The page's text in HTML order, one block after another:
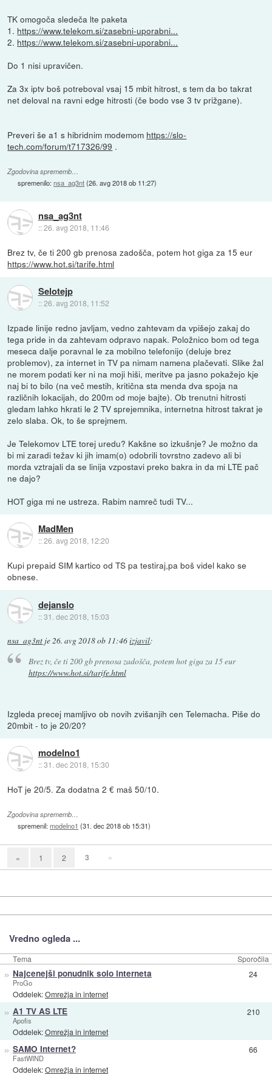
TK omogoča sledeča lte paketa
1. https://www.telekom.si/zasebni-uporabni...
2. https://www.telekom.si/zasebni-uporabni...
Do 1 nisi upravičen.
Za 3x iptv boš potreboval vsaj 15 mbit hitrost, s tem da bo takrat
net deloval na ravni edge hitrosti (če bodo vse 3 tv prižgane).
Preveri še a1 s hibridnim modemom https://slo-
tech.com/forum/t717326/99 .
Zgodovina sprememb…
spremenilo:nsa_ag3nt(26. avg 2018 ob 11:27)
nsa_ag3nt
::26. avg 2018, 11:46
Brez tv, če ti 200 gb prenosa zadošča, potem hot giga za 15 eur
https://www.hot.si/tarife.html
Selotejp
::26. avg 2018, 11:52
Izpade linije redno javljam, vedno zahtevam da vpišejo zakaj do
tega pride in da zahtevam odpravo napak. Položnico bom od tega
meseca dalje poravnal le za mobilno telefonijo (deluje brez
problemov), za internet in TV pa nimam namena plačevati. Slike žal
ne morem podati ker ni na moji hiši, meritve pa jasno pokažejo kje
naj bi to bilo (na več mestih, kritična sta menda dva spoja na
različnih lokacijah, do 200m od moje bajte). Ob trenutni hitrosti
gledam lahko hkrati le 2 TV sprejemnika, internetna hitrost takrat je
zelo slaba. Ok, to še sprejmem.
Je Telekomov LTE torej uredu? Kakšne so izkušnje? Je možno da
bi mi zaradi težav ki jih imam(o) odobrili tovrstno zadevo ali bi
morda vztrajali da se linija vzpostavi preko bakra in da mi LTE pač
ne dajo?
HOT giga mi ne ustreza. Rabim namreč tudi TV...
MadMen
::26. avg 2018, 12:20
Kupi prepaid SIM kartico od TS pa testiraj,pa boš videl kako se
obnese.
dejanslo
::31. dec 2018, 15:03
nsa_ag3nt je26. avg 2018 ob 11:46izjavil:
Brez tv, če ti 200 gb prenosa zadošča, potem hot giga za 15 eur
https://www.hot.si/tarife.html
Izgleda precej mamljivo ob novih zvišanjih cen Telemacha. Piše do
20mbit - to je 20/20?
modelno1
::31. dec 2018, 15:30
HoT je 20/5. Za dodatna 2 € maš 50/10.
Zgodovina sprememb…
spremenil:modelno1 (31. dec 2018 ob 15:31)
« 1 2 3 »
Vredno ogleda ...
Tema Sporočila
» Najcenejši ponudnik solo interneta
ProGo
Oddelek:Omrežja in internet
24
» A1 TV AS LTE
Apofis
Oddelek:Omrežja in internet
210
» SAMO Internet?
FastWIND
Oddelek:Omrežja in internet
66